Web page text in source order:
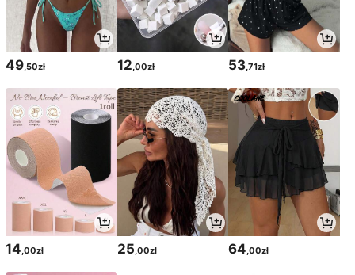
49 ,50zł 12 ,00zł 53 ,71zł
14,00zł 25,00zł 64,00zł